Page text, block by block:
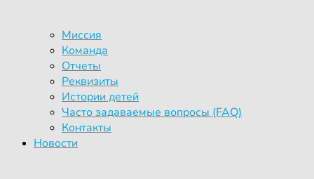
Миссия
Команда
Отчеты
Реквизиты
Истории детей
Часто задаваемые вопросы (FAQ)
Контакты
Новости